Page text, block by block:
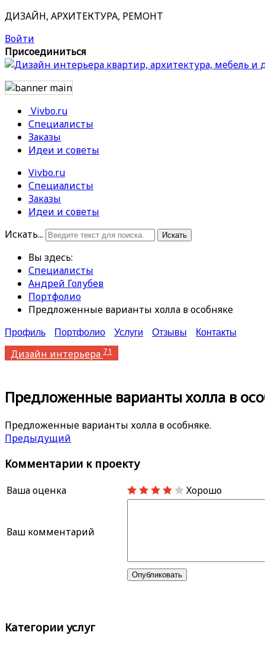
ДИЗАЙН, АРХИТЕКТУРА, РЕМОНТ
Войти
Присоединиться
Vivbo.ru
Специалисты
Заказы
Идеи и советы
Vivbo.ru
Специалисты
Заказы
Идеи и советы
Искать...
Искать
Вы здесь:
Специалисты
Андрей Голубев
Портфолио
Предложенные варианты холла в особняке
Профиль Портфолио Услуги Отзывы Контакты
Дизайн интерьера 71
Предложенные варианты холла в
Предложенные варианты холла в особняке.
Предыдущий
Комментарии к проекту
Ваша оценка Хорошо
Ваш комментарий
Категории услуг